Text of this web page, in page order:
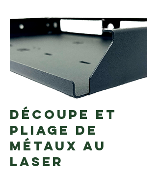
Découpe et
pliage de
métaux au
laser